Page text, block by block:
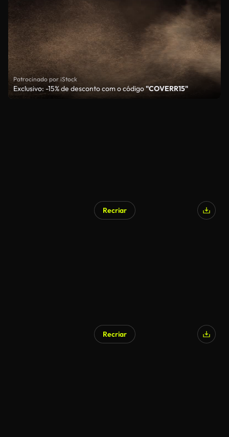
Patrocinado por iStock
Exclusivo: -15% de desconto com o código"COVERR15"
Recriar
Recriar